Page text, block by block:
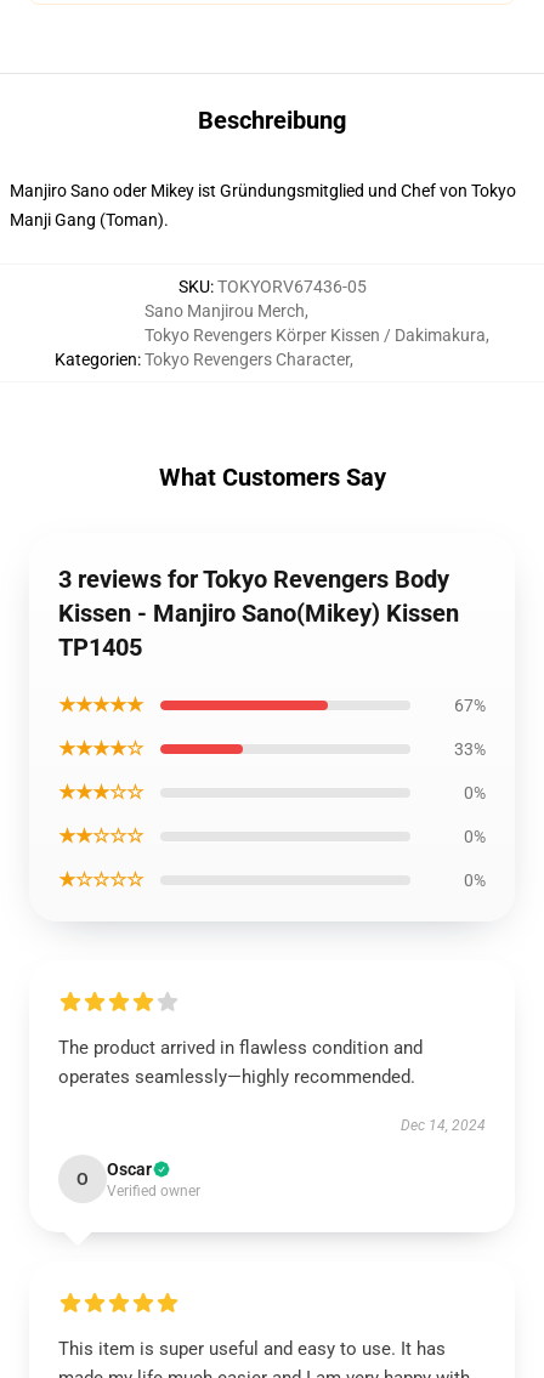
Beschreibung
Manjiro Sano oder Mikey ist Gründungsmitglied und Chef von Tokyo
Manji Gang (Toman).
SKU:TOKYORV67436-05
Kategorien:
Sano Manjirou Merch,
Tokyo Revengers Körper Kissen / Dakimakura,
Tokyo Revengers Character,
What Customers Say
3 reviews for Tokyo Revengers Body
Kissen - Manjiro Sano(Mikey) Kissen
TP1405
★★★★★ 67%
★★★★☆ 33%
★★★☆☆ 0%
★★☆☆☆ 0%
★☆☆☆☆ 0%
The product arrived in flawless condition and
operates seamlessly—highly recommended.
Dec 14, 2024
O Oscar
Verified owner
This item is super useful and easy to use. It has